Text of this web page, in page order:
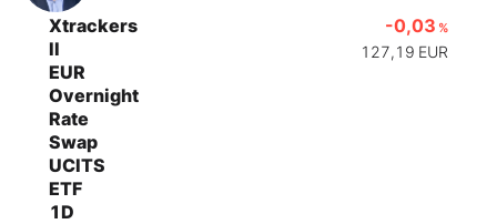
Xtrackers
II
EUR
Overnight
Rate
Swap
UCITS
ETF
1D
-0,03 %
127,19 EUR